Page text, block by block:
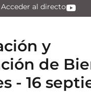
Acceder al directo
y
de
- 16